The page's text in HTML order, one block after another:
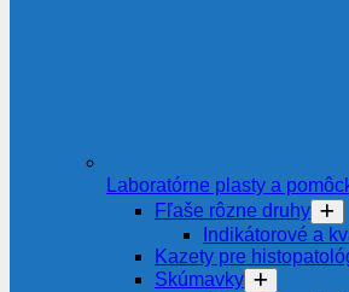
Laboratórne plasty a
Fľaše rôzne druhy
Indikátorové a
Kazety pre
Skúmavky